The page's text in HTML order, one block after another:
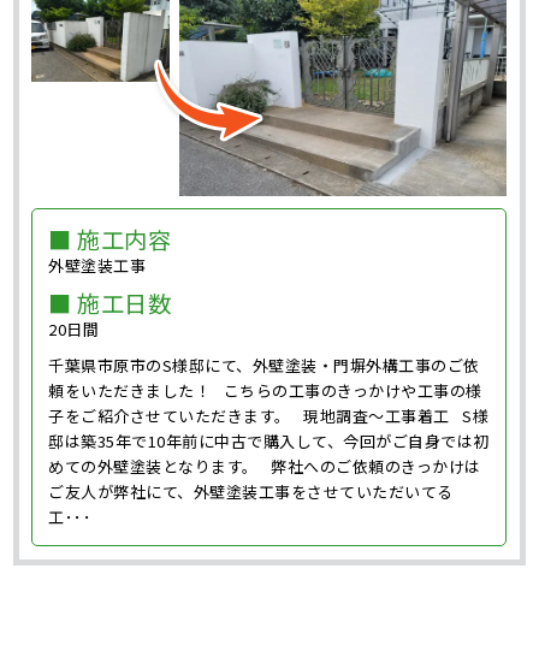
■ 施工内容
外壁塗装工事
■ 施工日数
20日間
千葉県市原市のS様邸にて、外壁塗装・門塀外構工事のご依
頼をいただきました！ こちらの工事のきっかけや工事の様
子をご紹介させていただきます。 現地調査～工事着工 S様
邸は築35年で10年前に中古で購入して、今回がご自身では初
めての外壁塗装となります。 弊社へのご依頼のきっかけは
ご友人が弊社にて、外壁塗装工事をさせていただいてる
工･･･